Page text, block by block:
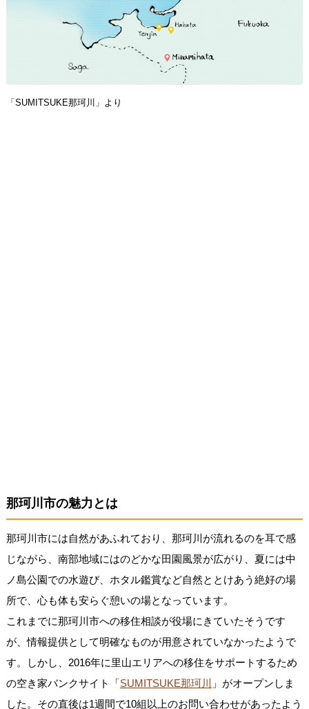
「SUMITSUKE那珂川」 より
那珂川市の魅力とは
那珂川市には自然があふれており、那珂川が流れるのを耳で感
じながら、南部地域にはのどかな田園風景が広がり、夏には中
ノ島公園での水遊び、ホタル鑑賞など自然ととけあう絶好の場
所で、心も体も安らぐ憩いの場となっています。
これまでに那珂川市への移住相談が役場にきていたそうです
が、情報提供として明確なものが用意されていなかったようで
す。しかし、2016年に里山エリアへの移住をサポートするため
の空き家バンクサイト「SUMITSUKE那珂川
」がオープンしま
した。その直後は1週間で10組以上のお問い合わせがあったよう